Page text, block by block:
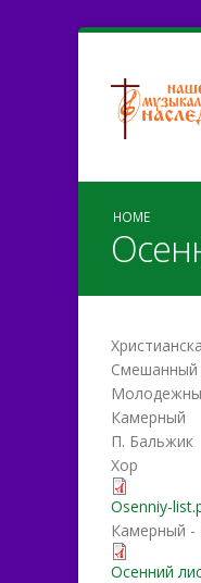
HOME
Смешанный
Камерный
П. Бальжик
Хор
Osenniy-
Камерный -
Осенний